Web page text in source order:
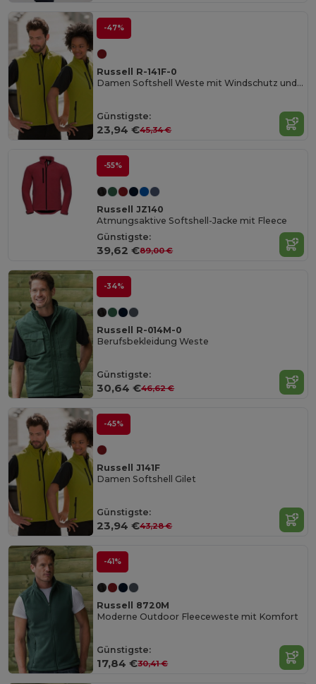
-47%
Russell R-141F-0
Damen Softshell Weste mit Windschutz und Wasserschutz
Günstigste:
23,94 €45,34 €
-55%
Russell JZ140
Atmungsaktive Softshell-Jacke mit Fleece
Günstigste:
39,62 €89,00 €
-34%
Russell R-014M-0
Berufsbekleidung Weste
Günstigste:
30,64 €46,62 €
-45%
Russell J141F
Damen Softshell Gilet
Günstigste:
23,94 €43,28 €
-41%
Russell 8720M
Moderne Outdoor Fleeceweste mit Komfort
Günstigste:
17,84 €30,41 €